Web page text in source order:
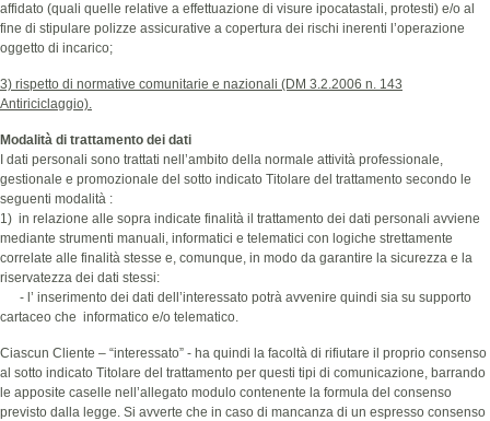
affidato (quali quelle relative a effettuazione di visure ipocatastali, protesti) e/o al
fine di stipulare polizze assicurative a copertura dei rischi inerenti l’operazione
oggetto di incarico;
3) rispetto di normative comunitarie e nazionali (DM 3.2.2006 n. 143
Antiriciclaggio).
Modalità di trattamento dei dati
I dati personali sono trattati nell’ambito della normale attività professionale,
gestionale e promozionale del sotto indicato Titolare del trattamento secondo le
seguenti modalità :
1) in relazione alle sopra indicate finalità il trattamento dei dati personali avviene
mediante strumenti manuali, informatici e telematici con logiche strettamente
correlate alle finalità stesse e, comunque, in modo da garantire la sicurezza e la
riservatezza dei dati stessi:
- l’ inserimento dei dati dell’interessato potrà avvenire quindi sia su supporto
cartaceo che informatico e/o telematico.
Ciascun Cliente – “interessato” - ha quindi la facoltà di rifiutare il proprio consenso
al sotto indicato Titolare del trattamento per questi tipi di comunicazione, barrando
le apposite caselle nell’allegato modulo contenente la formula del consenso
previsto dalla legge. Si avverte che in caso di mancanza di un espresso consenso